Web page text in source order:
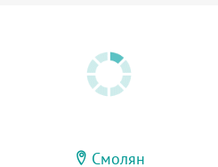
Смолян